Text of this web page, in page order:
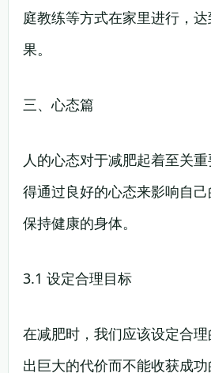
庭教练等方式在家里进行，
果。
三、心态篇
人的心态对于减肥起着至关
得通过良好的心态来影响自
保持健康的身体。
3.1 设定合理目标
在减肥时，我们应该设定合
出巨大的代价而不能收获成